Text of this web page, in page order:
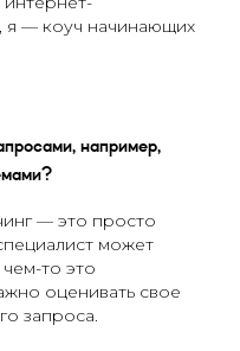
я — коуч начинающих
например,
— это просто
может
то это
оценивать свое
запроса.